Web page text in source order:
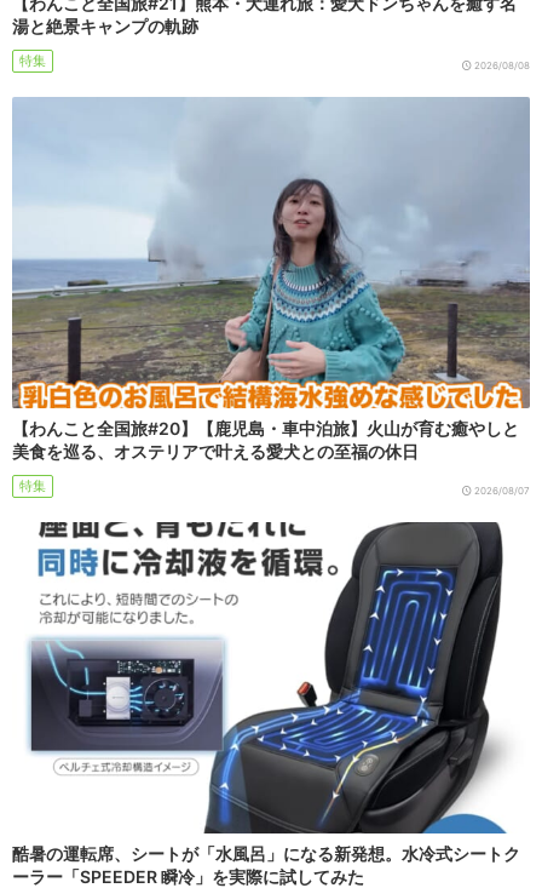
湯と絶景キャンプの軌跡
特集 2026/08/08
【わんこと全国旅#20】【鹿児島・車中泊旅】火山が育む癒やしと
美食を巡る、オステリアで叶える愛犬との至福の休日
特集 2026/08/07
酷暑の運転席、シートが「水風呂」になる新発想。水冷式シートク
ーラー「SPEEDER 瞬冷」を実際に試してみた